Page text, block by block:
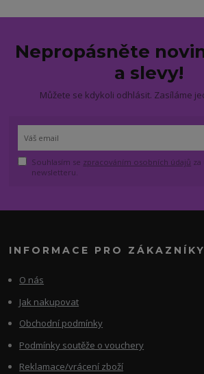
Nepropásněte
a slevy!
Můžete se kdykoli odhlásit. Zasíláme
Souhlasím se zpracováním osobních údajů
newsletteru.
INFORMACE PRO ZÁKAZNÍKY
O nás
Jak nakupovat
Obchodní podmínky
Podmínky soutěže o vouchery
Reklamace/vrácení zboží